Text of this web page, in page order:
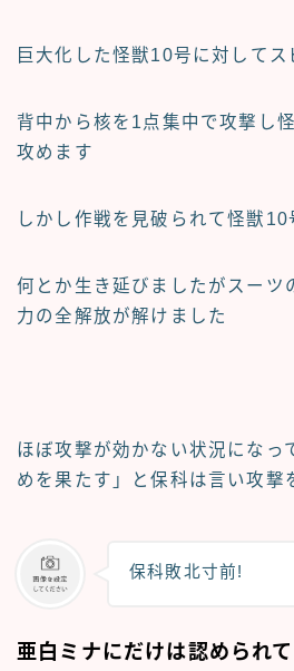
巨大化した怪獣10号に対して
背中から核を1点集中で攻撃し
攻めます
しかし作戦を見破られて怪獣
何とか生き延びましたがスーツ
力の全解放が解けました
ほぼ攻撃が効かない状況になっ
めを果たす」と保科は言い攻撃
保科敗北寸前!
亜白ミナにだけは認められ